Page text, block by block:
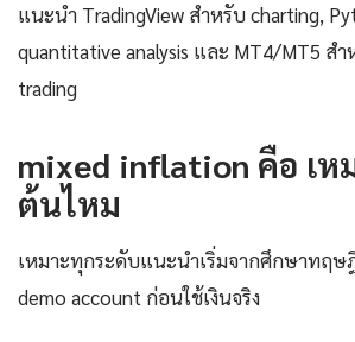
แนะนำ TradingView สำหรับ charting,
quantitative analysis และ MT4/MT5 ส
trading
mixed inflation คือ เห
ต้นไหม
เหมาะทุกระดับแนะนำเริ่มจากศึกษาทฤ
demo account ก่อนใช้เงินจริง